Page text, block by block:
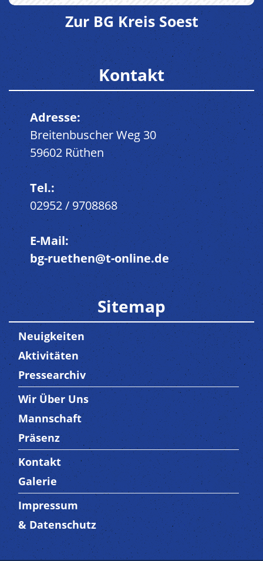
Zur BG Kreis Soest
Kontakt
Adresse:
Breitenbuscher Weg 30
59602 Rüthen
Tel.:
02952 / 9708868
E-Mail:
bg-ruethen@t-online.de
Sitemap
Neuigkeiten
Aktivitäten
Pressearchiv
Trenner3
Wir Über Uns
Mannschaft
Präsenz
Trenner4
Kontakt
Galerie
Trenner 5
Impressum
& Datenschutz